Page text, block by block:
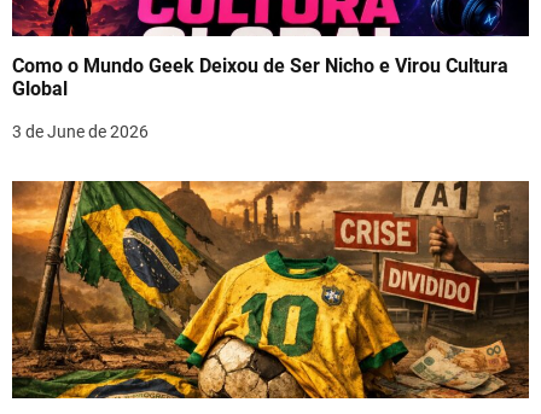
Como o Mundo Geek Deixou de Ser Nicho e Virou Cultura
Global
3 de June de 2026